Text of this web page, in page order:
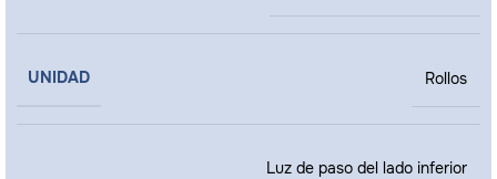
UNIDAD Rollos
Luz de paso del lado inferior